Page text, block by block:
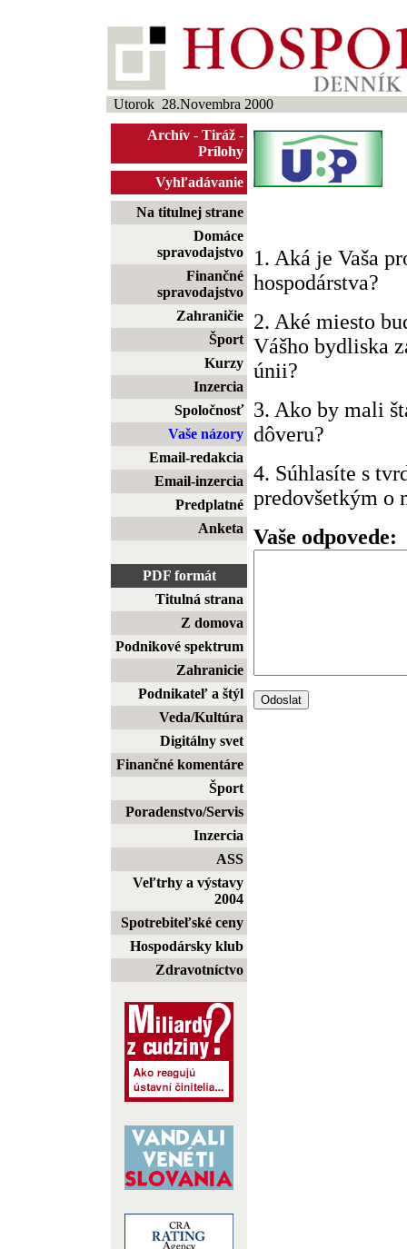
Utorok 28.Novembra 2000
Archív - Tiráž -
Prílohy
Vyhľadávanie
Na titulnej strane
Domáce
spravodajstvo
Finančné
spravodajstvo
Zahraničie
Šport
Kurzy
Inzercia
Spoločnosť
Vaše názory
Email-redakcia
Email-inzercia
Predplatné
Anketa
PDF formát
Titulná strana
Z domova
Podnikové spektrum
Zahranicie
Podnikateľ a štýl
Veda/Kultúra
Digitálny svet
Finančné komentáre
Šport
Poradenstvo/Servis
Inzercia
ASS
Veľtrhy a výstavy
2004
Spotrebiteľské ceny
Hospodársky klub
Zdravotníctvo
1. Aká je Vaša
hospodárstva?
2. Aké miesto
Vášho bydliska
únii?
3. Ako by mali
dôveru?
4. Súhlasíte s
predovšetkým o
Vaše odpovede: